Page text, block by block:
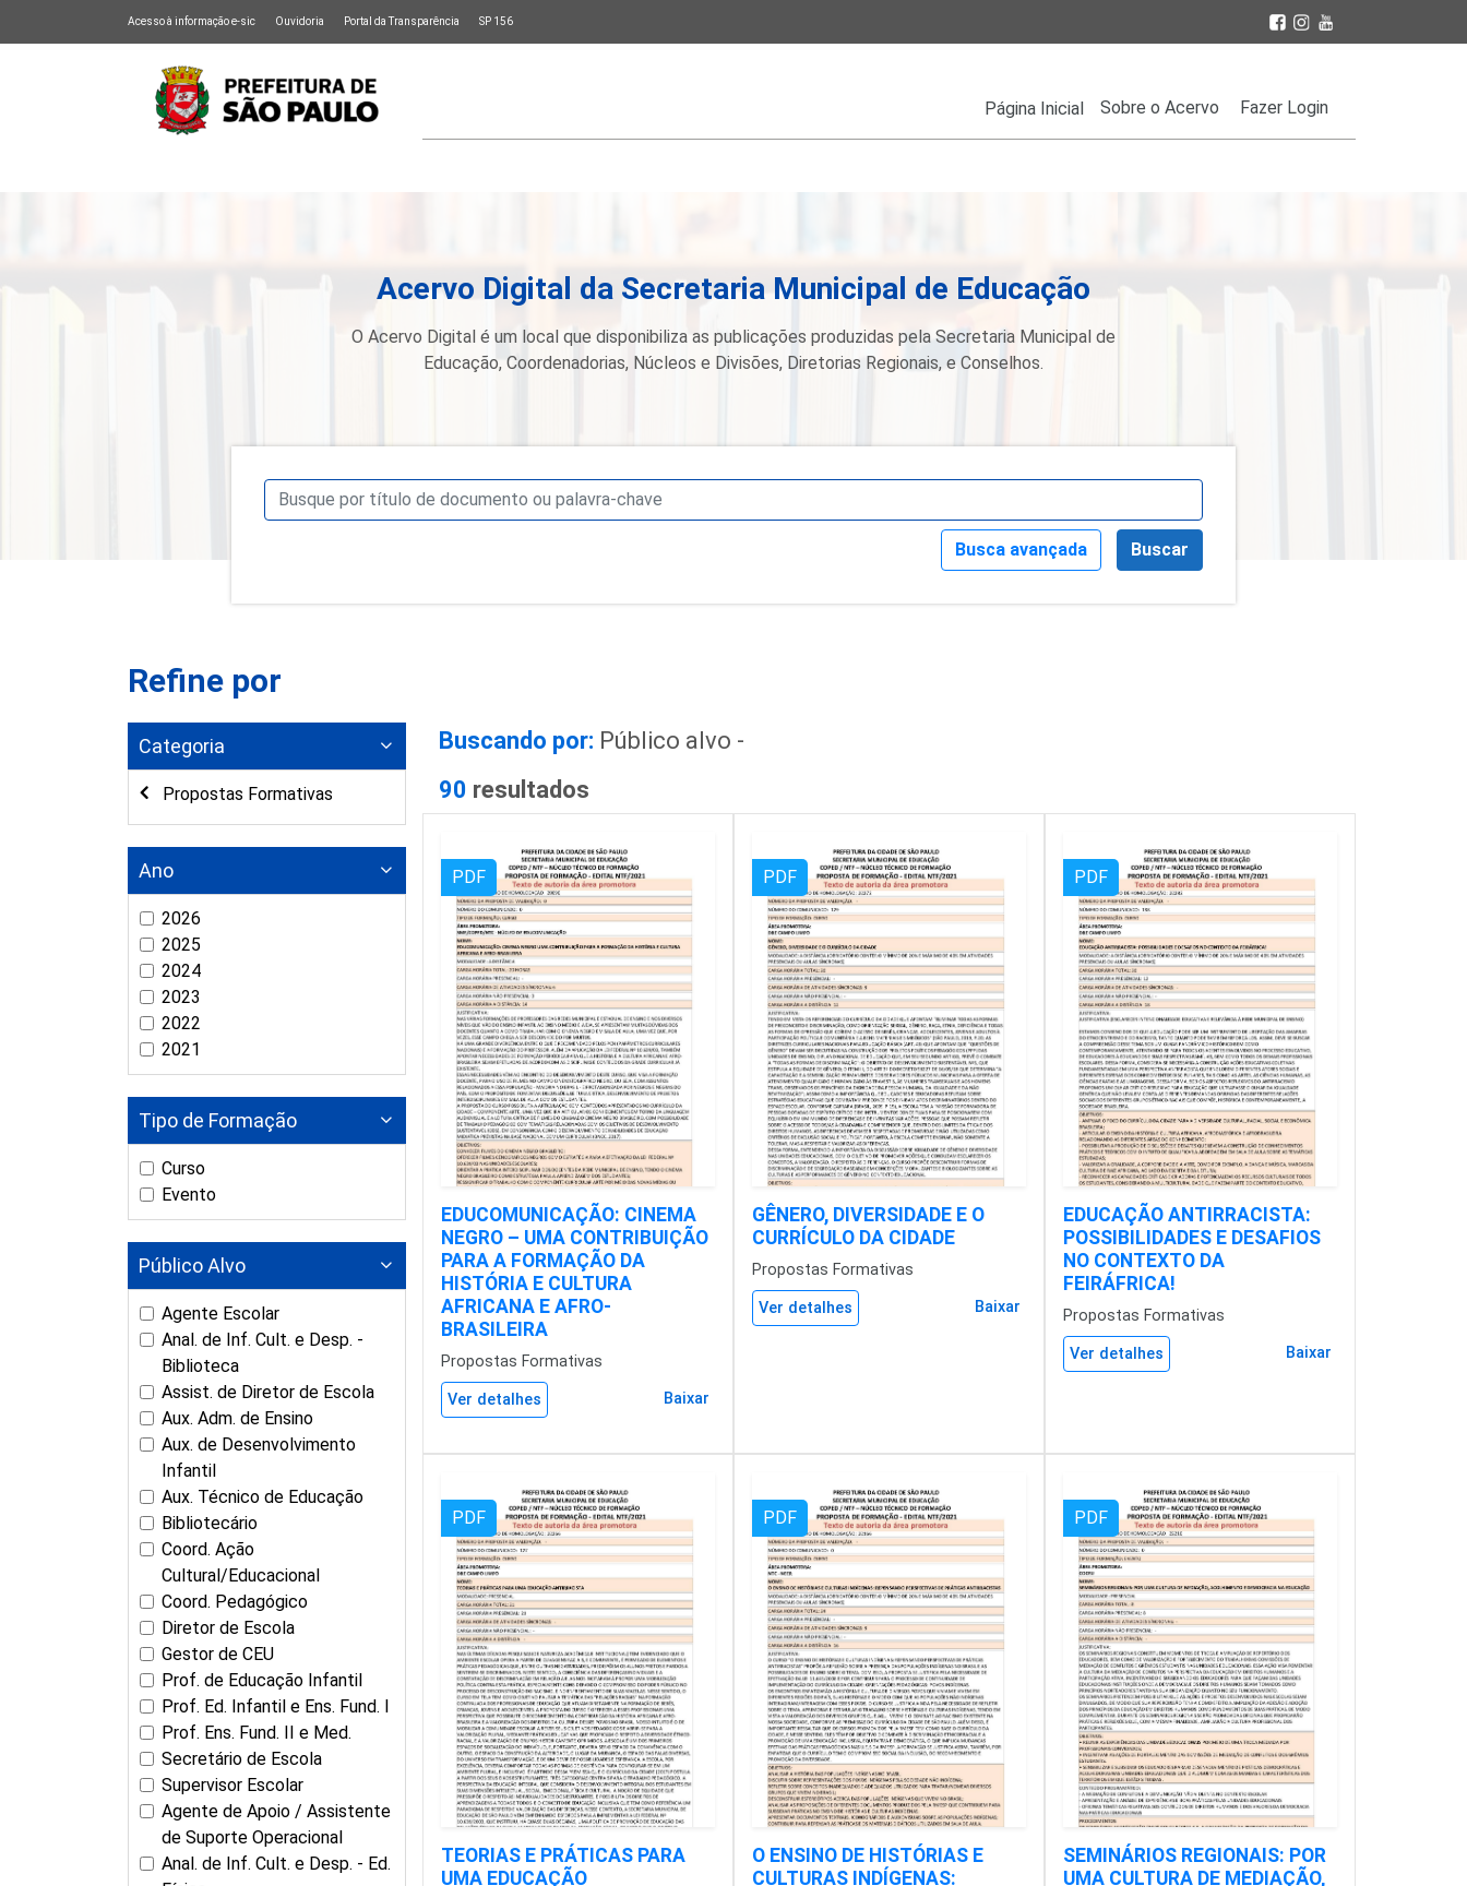
Acesso à informação e-sic Ouvidoria Portal da Transparência SP 156
Página Inicial Sobre o Acervo Fazer Login
Acervo Digital da Secretaria Municipal de Educação
O Acervo Digital é um local que disponibiliza as publicações produzidas pela Secretaria Municipal de
Educação, Coordenadorias, Núcleos e Divisões, Diretorias Regionais, e Conselhos.
Busca avançada Buscar
Refine por
Categoria
Propostas Formativas
Ano
2026
2025
2024
2023
2022
2021
Tipo de Formação
Curso
Evento
Público Alvo
Agente Escolar
Anal. de Inf. Cult. e Desp. -
Biblioteca
Assist. de Diretor de Escola
Aux. Adm. de Ensino
Aux. de Desenvolvimento
Infantil
Aux. Técnico de Educação
Bibliotecário
Coord. Ação
Cultural/Educacional
Coord. Pedagógico
Diretor de Escola
Gestor de CEU
Prof. de Educação Infantil
Prof. Ed. Infantil e Ens. Fund. I
Prof. Ens. Fund. II e Med.
Secretário de Escola
Supervisor Escolar
Agente de Apoio / Assistente
de Suporte Operacional
Anal. de Inf. Cult. e Desp. - Ed.
Buscando por: Público alvo -
90 resultados
PDF
EDUCOMUNICAÇÃO: CINEMA
NEGRO – UMA CONTRIBUIÇÃO
PARA A FORMAÇÃO DA
HISTÓRIA E CULTURA
AFRICANA E AFRO-
BRASILEIRA
Propostas Formativas
Ver detalhes Baixar
PDF
GÊNERO, DIVERSIDADE E O
CURRÍCULO DA CIDADE
Propostas Formativas
Ver detalhes Baixar
PDF
EDUCAÇÃO ANTIRRACISTA:
POSSIBILIDADES E DESAFIOS
NO CONTEXTO DA
FEIRÁFRICA!
Propostas Formativas
Ver detalhes Baixar
PDF
TEORIAS E PRÁTICAS PARA
UMA EDUCAÇÃO
PDF
O ENSINO DE HISTÓRIAS E
CULTURAS INDÍGENAS:
PDF
SEMINÁRIOS REGIONAIS: POR
UMA CULTURA DE MEDIAÇÃO,